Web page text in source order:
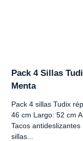
Pack 4 Sillas
Menta
Pack 4 sillas Tudix
46 cm Largo: 52 cm
Tacos
sillas...